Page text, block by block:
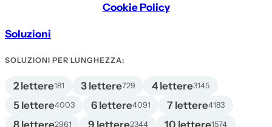
Cookie Policy
Soluzioni
SOLUZIONI PER LUNGHEZZA:
2 lettere181 3 lettere729 4 lettere3145
5 lettere4003 6 lettere4091 7 lettere4183
2961 2344 1574